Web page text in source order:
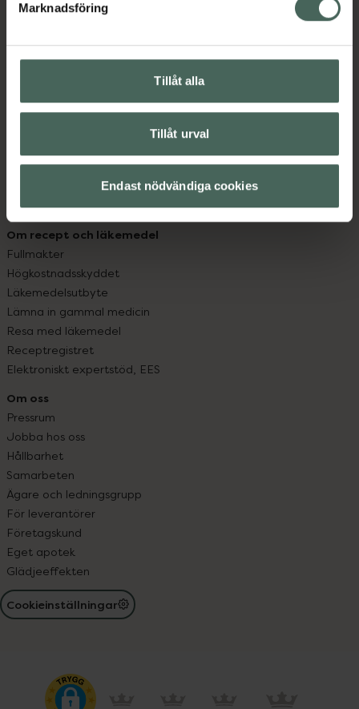
Marknadsföring
Tillåt alla
Tillåt urval
Endast nödvändiga cookies
Handla tryggt
Leverans, betalning och retur
Sajtens tillgänglighet
Köpvillkor
Om recept och läkemedel
Fullmakter
Högkostnadsskyddet
Läkemedelsutbyte
Lämna in gammal medicin
Resa med läkemedel
Receptregistret
Elektroniskt expertstöd, EES
Om oss
Pressrum
Jobba hos oss
Hållbarhet
Samarbeten
Ägare och ledningsgrupp
För leverantörer
Företagskund
Eget apotek
Glädjeeffekten
Cookieinställningar